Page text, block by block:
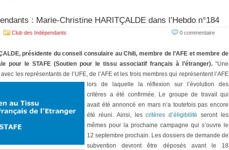
: Marie-Christine HARITÇALDE dans l’Hebdo n°184
Club des Indépendants 0 commentaire
présidente du conseil consulaire au Chili, membre de l’AFE et membre de
pour le STAFE (Soutien pour le tissu associatif français à l’étranger). “Une
les représentants de l’UFE, de l’AFE et les trois membres qui représentent l’AFE
lors de laquelle la réflexion sur
l’évolution des
critères a été confirmée. Le groupe de travail qui
avait été annoncé en mars n’a toutefois pas encore
été réuni. Ainsi, lescritères d’éligibilité seront les
mêmes pour la prochaine campagne qui s’ouvre le
12 septembre prochain. Les dossiers de demande de
subvention devront être déposés avant le 18